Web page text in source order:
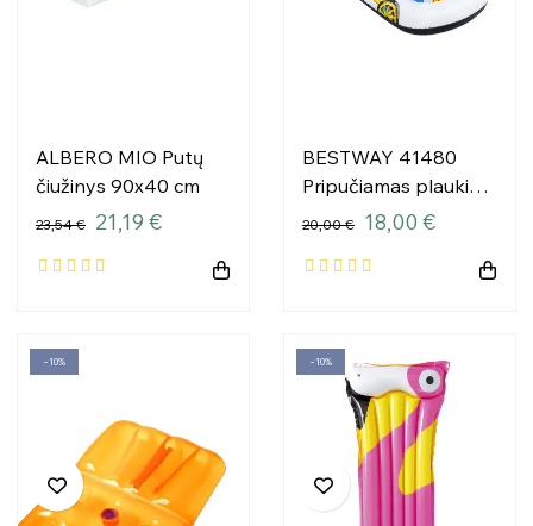
ALBERO MIO Putų
čiužinys 90x40 cm
23,54 € 21,19 €
BESTWAY 41480
Pripučiamas plaukimo
automobilis su
20,00 € 18,00 €
−10% −10%